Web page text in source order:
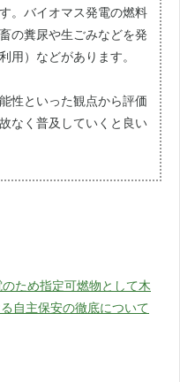
。バイオマス発電の燃料
の糞尿や生ごみなどを発
用）などがあります。
性といった観点から評価
なく普及していくと良い
ため指定可燃物として木
自主保安の徹底について